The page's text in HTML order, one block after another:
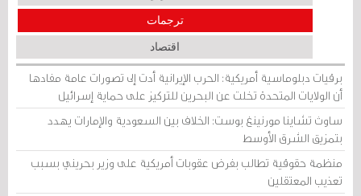
ترجمات
اقتصاد
برقيات دبلوماسية أمريكية: الحرب الإيرانية أدت إلى تصورات عامة مفادها
أن الولايات المتحدة تخلت عن البحرين للتركيز على حماية إسرائيل
ساوث تشاينا مورنينغ بوست: الخلاف بين السعودية والإمارات يهدد
بتمزيق الشرق الأوسط
منظمة حقوقية تطالب بفرض عقوبات أمريكية على وزير بحريني بسبب
تعذيب المعتقلين